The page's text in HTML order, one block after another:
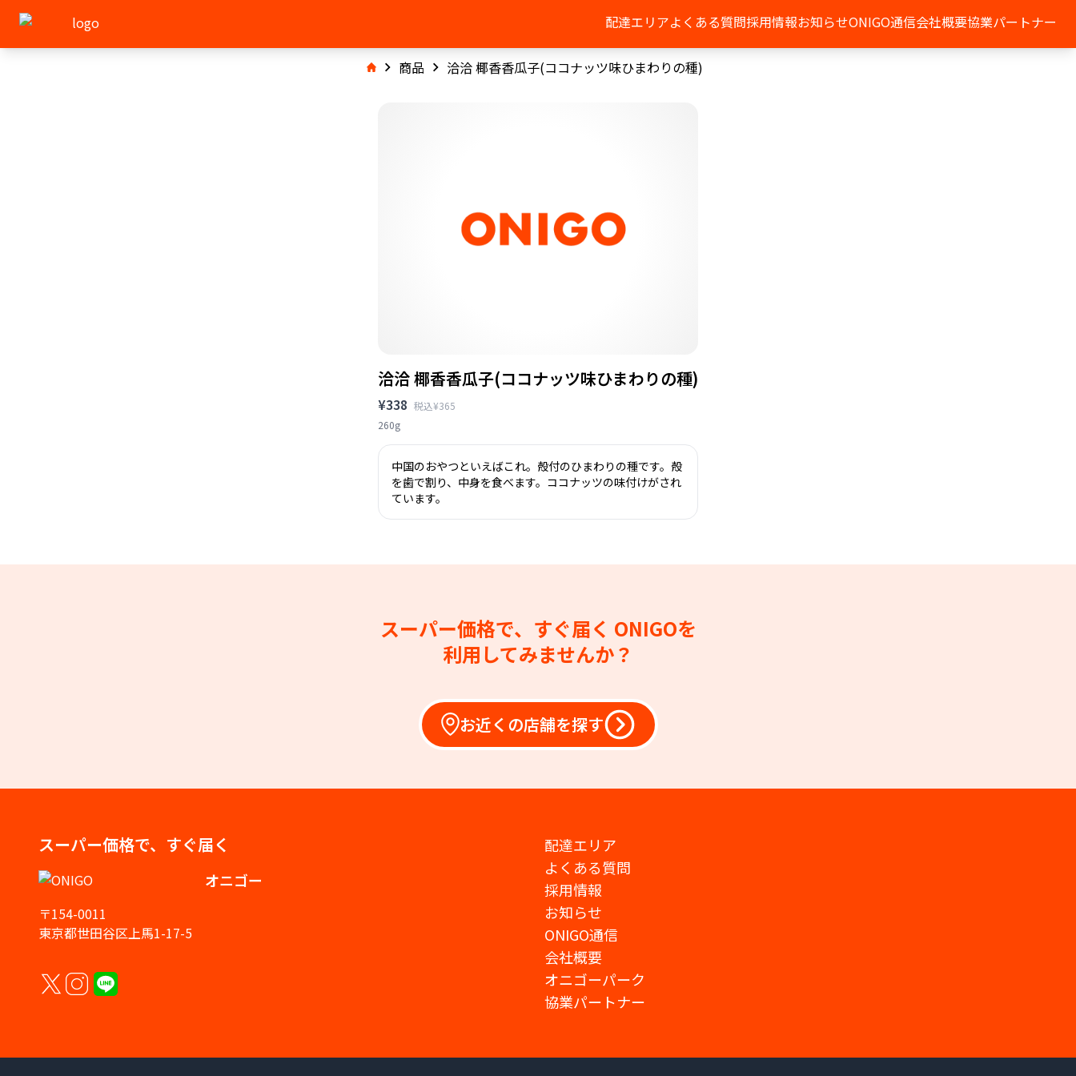
配達エリアよくある質問採用情報お知らせONIGO通信会社概要協業パートナー
商品 洽洽 椰香香瓜子(ココナッツ味ひまわりの種)
洽洽 椰香香瓜子(ココナッツ味ひまわりの種)
¥338 税込¥365
260g
中国のおやつといえばこれ。殻付のひまわりの種です。殻
を歯で割り、中身を食べます。ココナッツの味付けがされ
ています。
スーパー価格で、すぐ届く ONIGOを
利用してみませんか？
お近くの店舗を探す
スーパー価格で、すぐ届く
オニゴー
〒154-0011
東京都世田谷区上馬1-17-5
配達エリア
よくある質問
採用情報
お知らせ
ONIGO通信
会社概要
オニゴーパーク
協業パートナー